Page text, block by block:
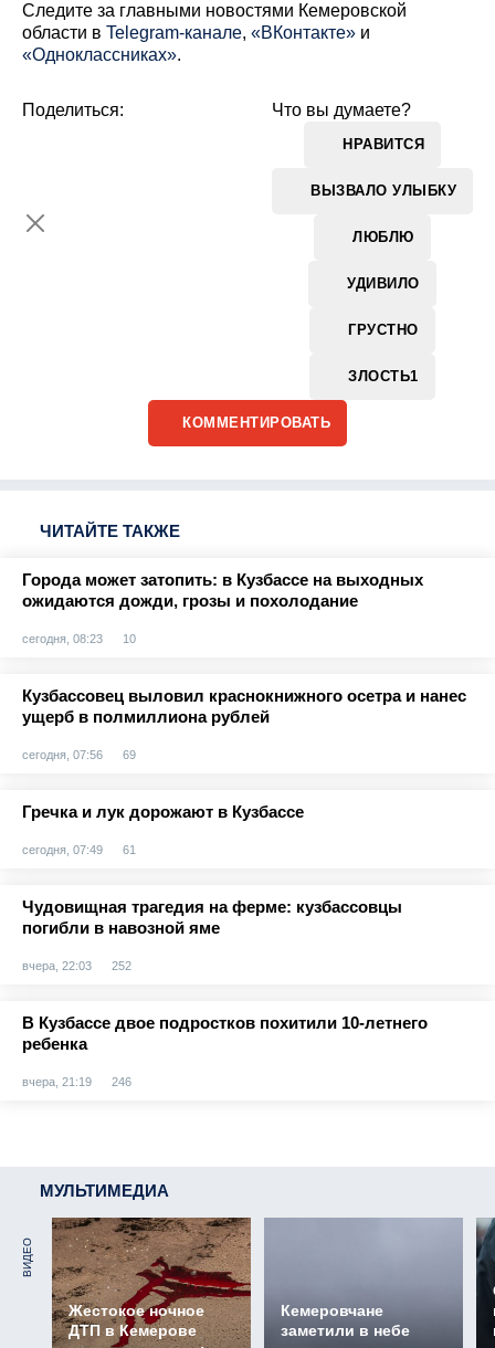
Cледите за главными новостями Кемеровской
области в Telegram-канале, «ВКонтакте» и
«Одноклассниках».
Что вы думаете?
НРАВИТСЯ
ВЫЗВАЛО УЛЫБКУ
ЛЮБЛЮ
УДИВИЛО
ГРУСТНО
ЗЛОСТЬ1
Поделиться:
КОММЕНТИРОВАТЬ
ЧИТАЙТЕ ТАКЖЕ
Города может затопить: в Кузбассе на выходных
ожидаются дожди, грозы и похолодание
сегодня, 08:23 10
Кузбассовец выловил краснокнижного осетра и нанес
ущерб в полмиллиона рублей
сегодня, 07:56 69
Гречка и лук дорожают в Кузбассе
сегодня, 07:49 61
Чудовищная трагедия на ферме: кузбассовцы
погибли в навозной яме
вчера, 22:03 252
В Кузбассе двое подростков похитили 10-летнего
ребенка
вчера, 21:19 246
МУЛЬТИМЕДИА
ВИДЕО
Жестокое ночное
ДТП в Кемерове
Кемеровчане
заметили в небе